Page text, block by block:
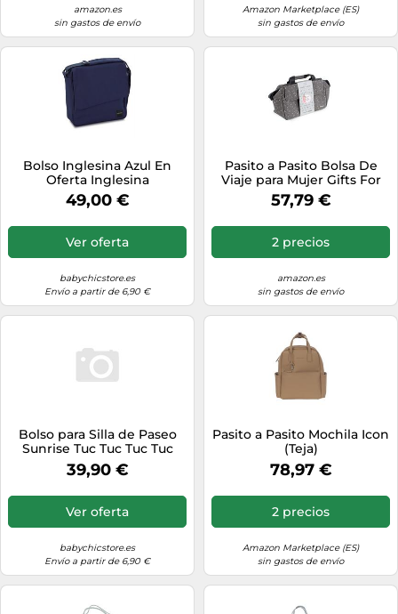
Mommy Club, Negro
amazon.es
sin gastos de envío
Amazon Marketplace (ES)
sin gastos de envío
Bolso Inglesina Azul En
Oferta Inglesina
49,00 €
Ver oferta
babychicstore.es
Envío a partir de 6,90 €
Pasito a Pasito Bolsa De
Viaje para Mujer Gifts For
Mums. Maleta En Lona
Estampada. Se Adapta Al
Medidas: 34 X 22 X 14 Cm.,
Color Topo, 750 g
57,79 €
2 precios
amazon.es
sin gastos de envío
Bolso para Silla de Paseo
Sunrise Tuc Tuc Tuc Tuc
39,90 €
Ver oferta
babychicstore.es
Envío a partir de 6,90 €
Pasito a Pasito Mochila Icon
(Teja)
78,97 €
2 precios
Amazon Marketplace (ES)
sin gastos de envío